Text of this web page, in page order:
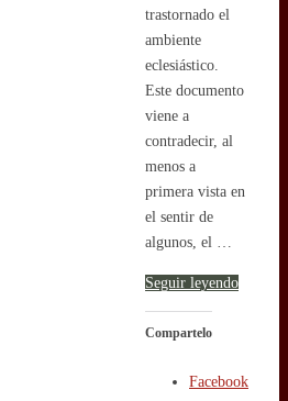
trastornado el
ambiente
eclesiástico.
Este documento
viene a
contradecir, al
menos a
primera vista en
el sentir de
algunos, el …
Seguir leyendo
Compartelo
Facebook